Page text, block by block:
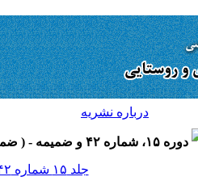
درباره نشريه
دوره ۱۵، شماره ۴۲ و ضميمه - ( ضميمه لاتين ۱۳۹۵ )
جلد ۱۵ شماره ۴۲ و ضميمه صفحات ۱۴۰-۱۳۱